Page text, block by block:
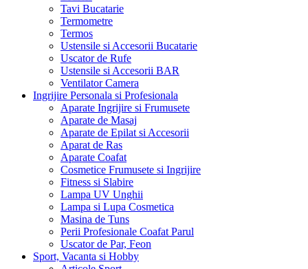
Tavi Bucatarie
Termometre
Termos
Ustensile si Accesorii Bucatarie
Uscator de Rufe
Ustensile si Accesorii BAR
Ventilator Camera
Ingrijire Personala si Profesionala
Aparate Ingrijire si Frumusete
Aparate de Masaj
Aparate de Epilat si Accesorii
Aparat de Ras
Aparate Coafat
Cosmetice Frumusete si Ingrijire
Fitness si Slabire
Lampa UV Unghii
Lampa si Lupa Cosmetica
Masina de Tuns
Perii Profesionale Coafat Parul
Uscator de Par, Feon
Sport, Vacanta si Hobby